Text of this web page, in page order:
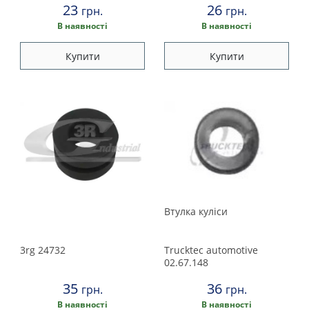
23 грн.
В наявності
Купити
26 грн.
В наявності
Купити
3rg 24732
35 грн.
В наявності
Втулка куліси
Trucktec automotive
02.67.148
36 грн.
В наявності